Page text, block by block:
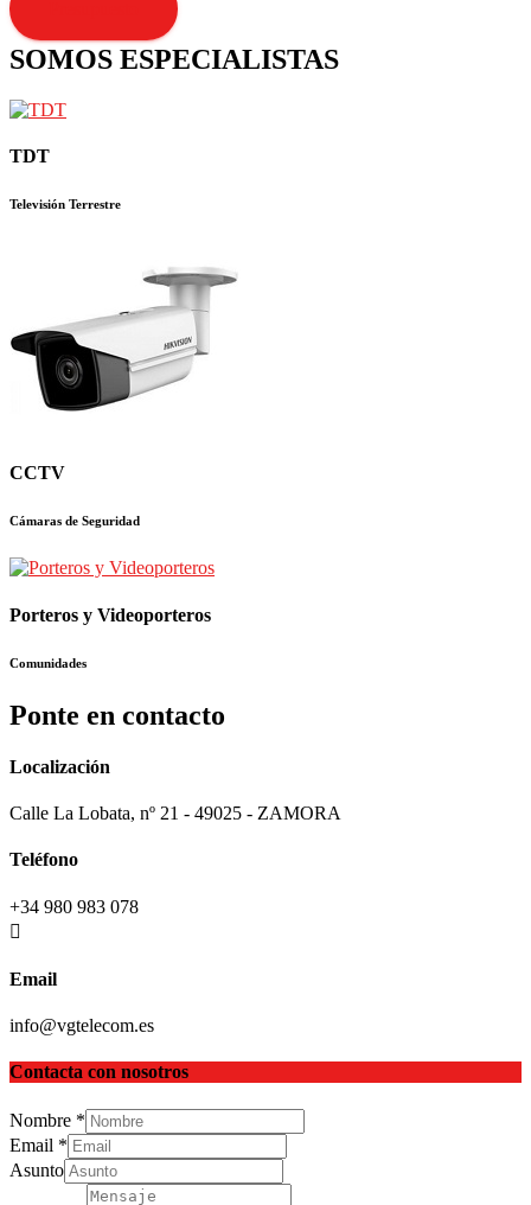
SOMOS ESPECIALISTAS
TDT
Televisión Terrestre
CCTV
Cámaras de Seguridad
Porteros y Videoporteros
Comunidades
Ponte en contacto
Localización
Calle La Lobata, nº 21 - 49025 - ZAMORA
Teléfono
+34 980 983 078
Email
info@vgtelecom.es
Contacta con nosotros
Nombre *
Email *
Asunto